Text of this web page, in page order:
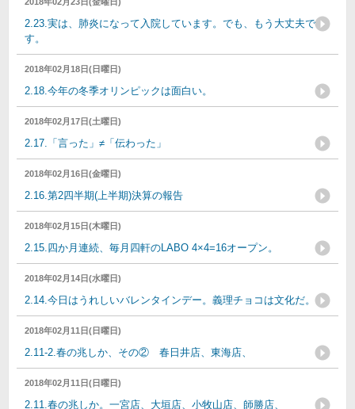
2.23.実は、肺炎になって入院しています。でも、もう大丈夫で
す。
2018年02月18日(日曜日)
2.18.今年の冬季オリンピックは面白い。
2018年02月17日(土曜日)
2.17.「言った」≠「伝わった」
2018年02月16日(金曜日)
2.16.第2四半期(上半期)決算の報告
2018年02月15日(木曜日)
2.15.四か月連続、毎月四軒のLABO 4×4=16オープン。
2018年02月14日(水曜日)
2.14.今日はうれしいバレンタインデー。義理チョコは文化だ。
2018年02月11日(日曜日)
2.11-2.春の兆しか、その② 春日井店、東海店、
2018年02月11日(日曜日)
2.11.春の兆しか。一宮店、大垣店、小牧山店、師勝店、